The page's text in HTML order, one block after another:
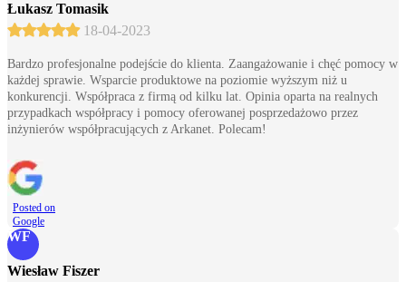
Łukasz Tomasik
18-04-2023
Bardzo profesjonalne podejście do klienta. Zaangażowanie i chęć pomocy w
każdej sprawie. Wsparcie produktowe na poziomie wyższym niż u
konkurencji. Współpraca z firmą od kilku lat. Opinia oparta na realnych
przypadkach współpracy i pomocy oferowanej posprzedażowo przez
inżynierów współpracujących z Arkanet. Polecam!
Posted on
Google
WF
Wiesław Fiszer